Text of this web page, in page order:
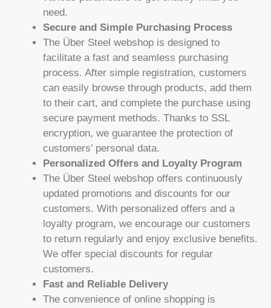
need.
Secure and Simple Purchasing Process
The Über Steel webshop is designed to
facilitate a fast and seamless purchasing
process. After simple registration, customers
can easily browse through products, add them
to their cart, and complete the purchase using
secure payment methods. Thanks to SSL
encryption, we guarantee the protection of
customers’ personal data.
Personalized Offers and Loyalty Program
The Über Steel webshop offers continuously
updated promotions and discounts for our
customers. With personalized offers and a
loyalty program, we encourage our customers
to return regularly and enjoy exclusive benefits.
We offer special discounts for regular
customers.
Fast and Reliable Delivery
The convenience of online shopping is